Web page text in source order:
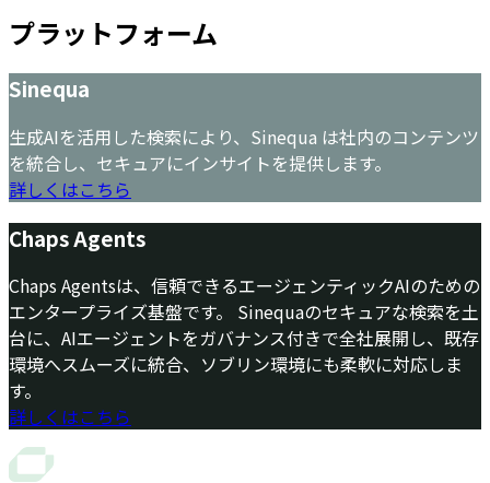
プラットフォーム
Sinequa
生成AIを活用した検索により、Sinequa は社内のコンテンツ
を統合し、セキュアにインサイトを提供します。
詳しくはこちら
Chaps Agents
Chaps Agentsは、信頼できるエージェンティックAIのための
エンタープライズ基盤です。 Sinequaのセキュアな検索を土
台に、AIエージェントをガバナンス付きで全社展開し、既存
環境へスムーズに統合、ソブリン環境にも柔軟に対応しま
す。
詳しくはこちら